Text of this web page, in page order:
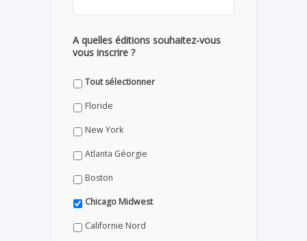
A quelles éditions souhaitez-vous
vous inscrire ?
Tout sélectionner
Floride
New York
Atlanta Géorgie
Boston
Chicago Midwest
Californie Nord